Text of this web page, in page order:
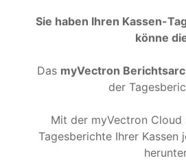
Sie haben Ihren Kassen-
könne
Das myVectron
der
Mit der myVectron
Tagesberichte Ihrer